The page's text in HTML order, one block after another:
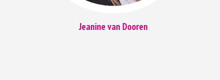
Jeanine van Dooren